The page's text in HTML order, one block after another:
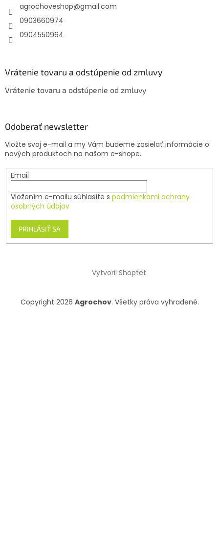
agrochoveshop@gmail.com
0903660974
0904550964
Vrátenie tovaru a odstúpenie od zmluvy
Vrátenie tovaru a odstúpenie od zmluvy
Odoberať newsletter
Vložte svoj e-mail a my Vám budeme zasielať informácie o
nových produktoch na našom e-shope.
Email
Vložením e-mailu súhlasíte s podmienkami ochrany
osobných údajov
PRIHLÁSIŤ SA
Vytvoril Shoptet
Copyright 2026 Agrochov. Všetky práva vyhradené.